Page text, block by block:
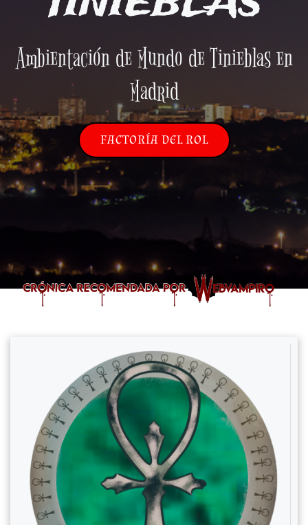
Ambientación de Mundo de Tinieblas en
Madrid
FACTORÍA DEL ROL